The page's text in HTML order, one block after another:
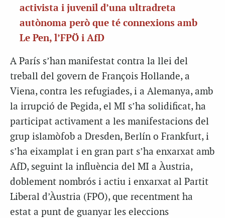
activista i juvenil d’una ultradreta
autònoma però que té connexions amb
Le Pen, l’FPÖ i AfD
A París s’han manifestat contra la llei del
treball del govern de François Hollande, a
Viena, contra les refugiades, i a Alemanya, amb
la irrupció de Pegida, el MI s’ha solidificat, ha
participat activament a les manifestacions del
grup islamòfob a Dresden, Berlín o Frankfurt, i
s’ha eixamplat i en gran part s’ha enxarxat amb
AfD, seguint la influència del MI a Àustria,
doblement nombrós i actiu i enxarxat al Partit
Liberal d’Àustria (FPÖ), que recentment ha
estat a punt de guanyar les eleccions